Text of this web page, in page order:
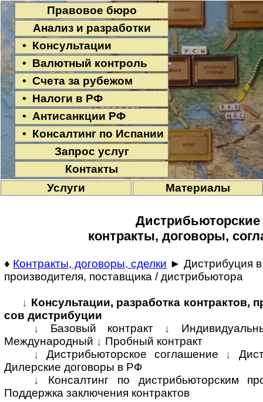
Правовое бюро
Анализ и разработки
• Консультации
• Валютный контроль
• Счета за рубежом
• Налоги в РФ
• Антисанкции РФ
• Консалтинг по Испании
Запрос услуг
Контакты
Услуги
Материалы
Дистрибьюторские
контракты, договоры,
♦ Контракты, договоры, сделки ► Дистрибуция
производителя, поставщика / дистрибьютора
↓ Консультации, разработка контрактов,
сов дист­ри­буции
↓
Базовый контракт ↓
Международный ↓ Пробный контракт
↓
Дистрибьюторское соглашение ↓
Дилерские договоры в РФ
↓
Консалтинг по дистрибьюторским
Поддержка заключения контрактов